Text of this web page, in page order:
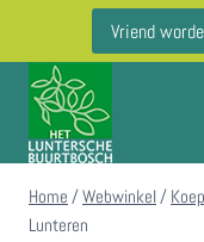
inhoud
Vriend
Home /Webwinkel /
Lunteren